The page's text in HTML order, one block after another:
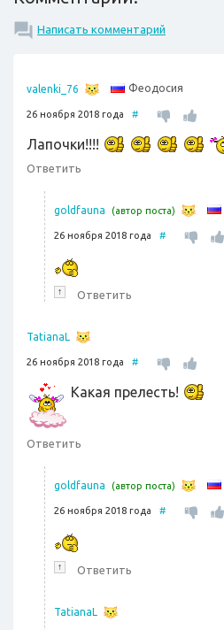
Написать комментарий
valenki_76 Феодосия
26 ноября 2018 года #
Лапочки!!!!
Ответить
goldfauna (автор поста)
26 ноября 2018 года #
↑ Ответить
TatianaL
26 ноября 2018 года #
Какая прелесть!
Ответить
goldfauna (автор поста)
26 ноября 2018 года #
↑ Ответить
TatianaL